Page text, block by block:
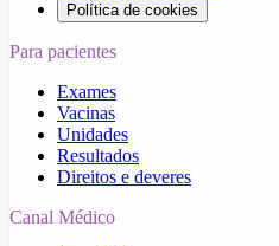
Política de cookies
Para pacientes
Exames
Vacinas
Unidades
Resultados
Direitos e deveres
Canal Médico